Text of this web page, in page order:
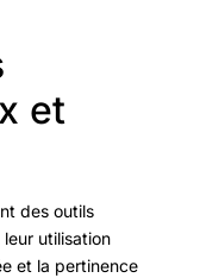
et
des outils
utilisation
et la pertinence